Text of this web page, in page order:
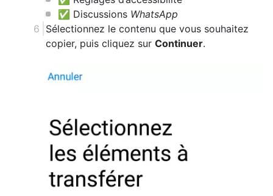
✅ Discussions WhatsApp
Sélectionnez le contenu que vous souhaitez
copier, puis cliquez sur Continuer.